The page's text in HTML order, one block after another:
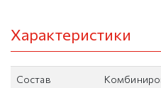
Характеристики
Состав